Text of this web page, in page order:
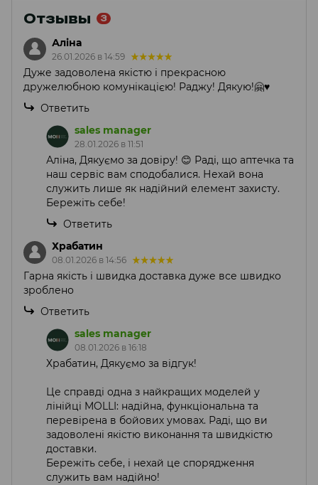
Отзывы 3
Аліна
26.01.2026 в 14:59
Дуже задоволена якістю і прекрасною
дружелюбною комунікацією! Раджу! Дякую!🤗♥️
Ответить
sales manager
28.01.2026 в 11:51
Аліна, Дякуємо за довіру! 😊 Раді, що аптечка та
наш сервіс вам сподобалися. Нехай вона
служить лише як надійний елемент захисту.
Бережіть себе!
Ответить
Храбатин
08.01.2026 в 14:56
Гарна якість і швидка доставка дуже все швидко
зроблено
Ответить
sales manager
08.01.2026 в 16:18
Храбатин, Дякуємо за відгук!
Це справді одна з найкращих моделей у
лінійці MOLLI: надійна, функціональна та
перевірена в бойових умовах. Раді, що ви
задоволені якістю виконання та швидкістю
доставки.
Бережіть себе, і нехай це спорядження
служить вам надійно!